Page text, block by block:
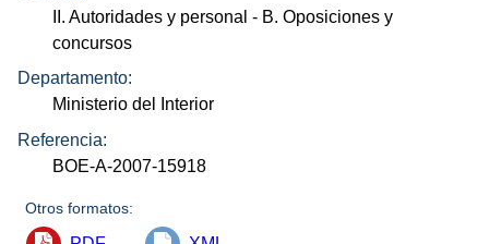
II. Autoridades y personal - B. Oposiciones y
concursos
Departamento:
Ministerio del Interior
Referencia:
BOE-A-2007-15918
Otros formatos: